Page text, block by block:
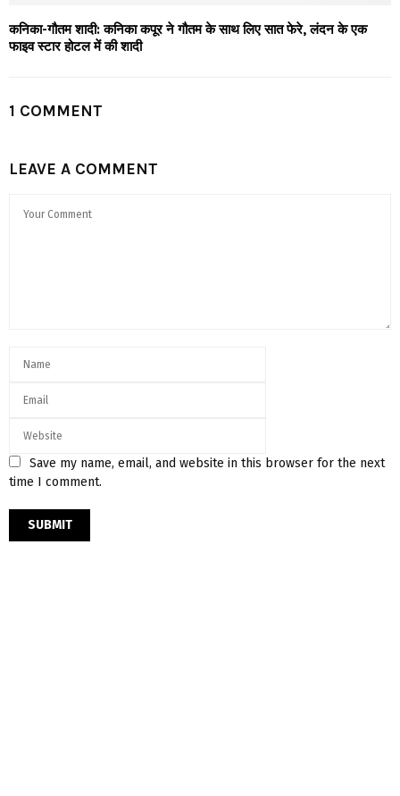
कनिका-गौतम शादी: कनिका कपूर ने गौतम के साथ लिए सात फेरे, लंदन के एक
फाइव स्टार होटल में की शादी
1 COMMENT
LEAVE A COMMENT
Save my name, email, and website in this browser for the next
time I comment.